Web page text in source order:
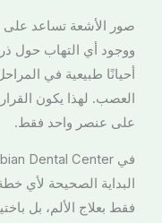
صور الأشعة تساعد على
ووجود أي التهاب حول
أحيانًا طبيعية في
العصب. لهذا يكون القرار
على عنصر واحد فقط.
البداية الصحيحة لأي
فقط بعلاج الألم، بل